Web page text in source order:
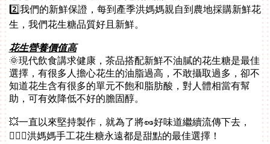
2️⃣我們的新鮮保證，每到產季洪媽媽親自到農地採購新鮮花
生，我們花生糖品質好且新鮮。
花生營養價值高
🌞現代飲食講求健康，茶品搭配新鮮不油膩的花生糖是最佳
選擇，有很多人擔心花生的油脂過高，不敢攝取過多，卻不
知道花生含有很多的單元不飽和脂肪酸，對人體相當有幫
助，可有效降低不好的膽固醇。
💥一直以來堅持製作，就為了將🥜好味道繼續流傳下去，
🙍🏼‍♀️洪媽媽手工花生糖永遠都是甜點的最佳選擇！